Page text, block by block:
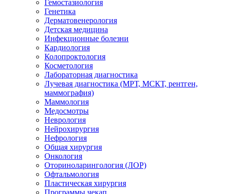
Гемостазиология
Генетика
Дерматовенерология
Детская медицина
Инфекционные болезни
Кардиология
Колопроктология
Косметология
Лабораторная диагностика
Лучевая диагностика (МРТ, МСКТ, рентген,
маммография)
Маммология
Медосмотры
Неврология
Нейрохирургия
Нефрология
Общая хирургия
Онкология
Оториноларингология (ЛОР)
Офтальмология
Пластическая хирургия
Программы чекап